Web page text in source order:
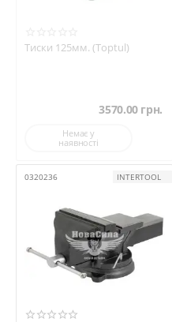
Тиски 125мм. (Toptul)
3570.00 грн.
Немає у
наявності
0320236 INTERTOOL